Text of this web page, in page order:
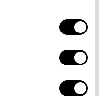
bestanddelen bevat
tegen
is iets minder goed
zijn nitril